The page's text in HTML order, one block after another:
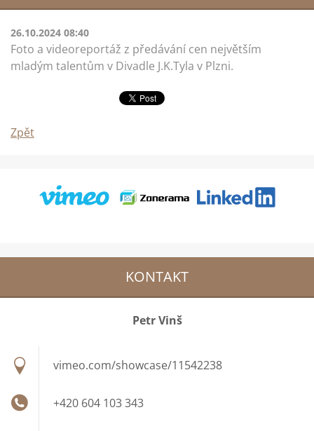
26.10.2024 08:40
Foto a videoreportáž z předávání cen největším
mladým talentům v Divadle J.K.Tyla v Plzni.
Zpět
KONTAKT
Petr Vinš
vimeo.com/showcase/11542238
+420 604 103 343